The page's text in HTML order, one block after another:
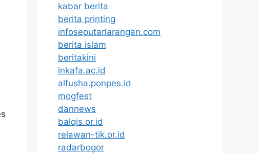
kabar berita
berita printing
infoseputarlarangan.com
berita islam
beritakini
inkafa.ac.id
alfusha.ponpes.id
mogfest
dannews
balqis.or.id
relawan-tik.or.id
radarbogor